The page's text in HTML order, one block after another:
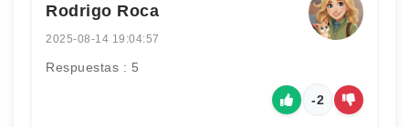
Rodrigo Roca
2025-08-14 19:04:57
Respuestas : 5
-2